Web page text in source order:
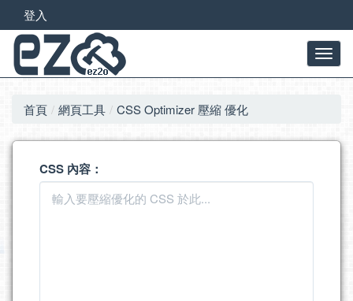
登入
首頁 網頁工具 CSS Optimizer 壓縮 優化
CSS 內容：